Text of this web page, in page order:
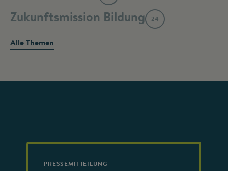
Zukunftsmission Bildung 24
Alle Themen
PRESSEMITTEILUNG